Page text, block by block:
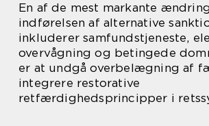
En af de mest markante
indførelsen af alternative
inkluderer samfundstjeneste,
overvågning og betingede
er at undgå overbelægning af
integrere restorative
retfærdighedsprincipper i